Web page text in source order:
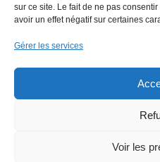
sur ce site. Le fait de ne pas
avoir un effet négatif sur certaines
Gérer les services
Voir les
20 Route d’Ecretteville
02 35 56 95 20